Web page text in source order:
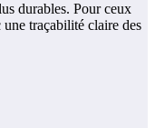
durables. Pour ceux
traçabilité claire des